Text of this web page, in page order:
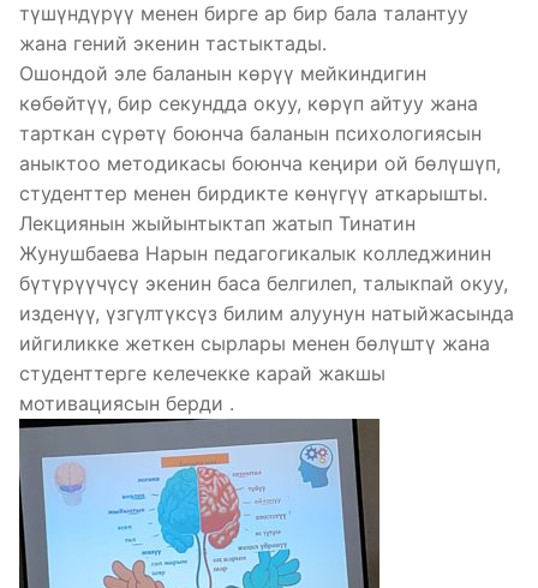
түшүндүрүү менен бирге ар бир бала талантуу
жана гений экенин тастыктады.
Ошондой эле баланын көрүү мейкиндигин
көбөйтүү, бир секундда окуу, көрүп айтуу жана
тарткан сүрөтү боюнча баланын психологиясын
аныктоо методикасы боюнча кеңири ой бөлүшүп,
студенттер менен бирдикте көнүгүү аткарышты.
Лекциянын жыйынтыктап жатып Тинатин
Жунушбаева Нарын педагогикалык колледжинин
бүтүрүүчүсү экенин баса белгилеп, талыкпай окуу,
изденүү, үзгүлтүксүз билим алуунун натыйжасында
ийгиликке жеткен сырлары менен бөлүштү жана
студенттерге келечекке карай жакшы
мотивациясын берди .